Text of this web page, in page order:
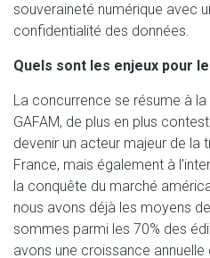
souveraineté numérique avec
confidentialité des données.
Quels sont les enjeux pour
La concurrence se résume à
GAFAM, de plus en plus
devenir un acteur majeur de la
France, mais également à
la conquête du marché
nous avons déjà les moyens
sommes parmi les 70% des
avons une croissance